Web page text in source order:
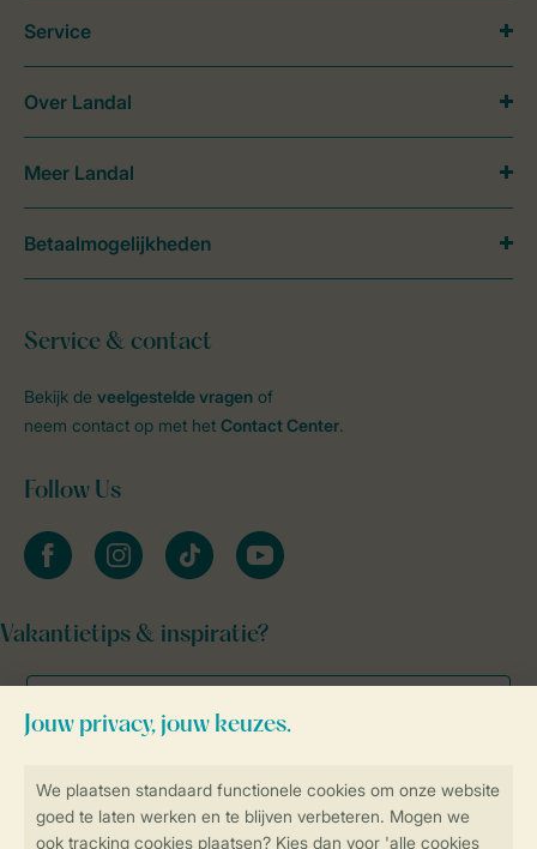
Veilig en snel online boeken
Service & contact
Bekijk de veelgestelde vragen of
neem contact op met het Contact Center.
Follow Us
facebookinstagramtiktok youtube
Vakantietips & inspiratie?
Service
Over Landal
Meer Landal
Betaalmogelijkheden